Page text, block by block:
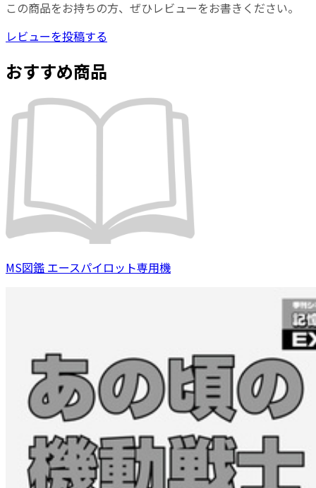
この商品をお持ちの方、ぜひレビューをお書きください。
レビューを投稿する
おすすめ商品
MS図鑑 エースパイロット専用機